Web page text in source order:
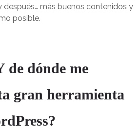
más buenos contenidos y
posible.
de dónde me
gran herramienta